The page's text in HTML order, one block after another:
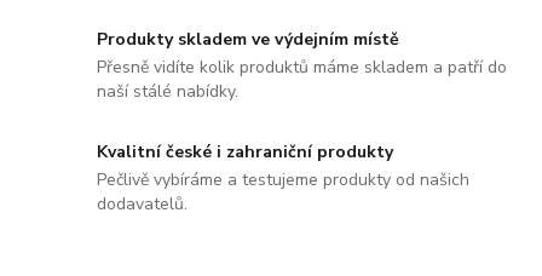
Produkty skladem ve výdejním místě
Přesně vidíte kolik produktů máme skladem a patří do
naší stálé nabídky.
Kvalitní české i zahraniční produkty
Pečlivě vybíráme a testujeme produkty od našich
dodavatelů.